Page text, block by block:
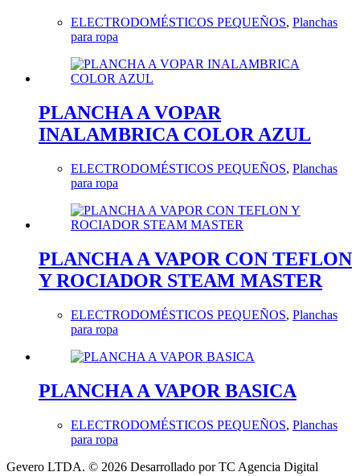
ELECTRODOMÉSTICOS PEQUEÑOS, Planchas
para ropa
PLANCHA A VOPAR
INALAMBRICA COLOR AZUL
ELECTRODOMÉSTICOS PEQUEÑOS, Planchas
para ropa
PLANCHA A VAPOR CON TEFLON
Y ROCIADOR STEAM MASTER
ELECTRODOMÉSTICOS PEQUEÑOS, Planchas
para ropa
PLANCHA A VAPOR BASICA
ELECTRODOMÉSTICOS PEQUEÑOS, Planchas
para ropa
Gevero LTDA. © 2026 Desarrollado por TC Agencia Digital